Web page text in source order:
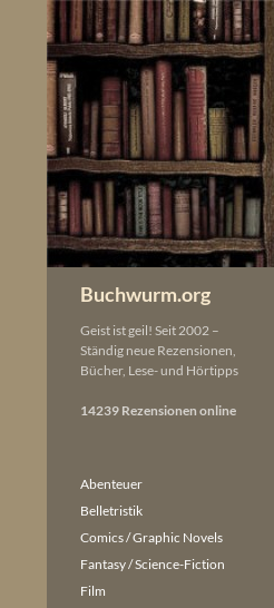
springen
Buchwurm.org
Geist ist geil! Seit 2002 –
Ständig neue Rezensionen,
Bücher, Lese- und Hörtipps
14239 Rezensionen online
Abenteuer
Belletristik
Comics / Graphic Novels
Fantasy / Science-Fiction
Film